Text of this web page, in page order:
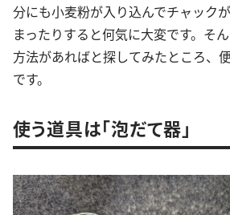
分にも小麦粉が入り込んでチャック
まったりすると何気に大変です。そ
方法があればと探してみたところ、
です。
使う道具は「泡だて器」